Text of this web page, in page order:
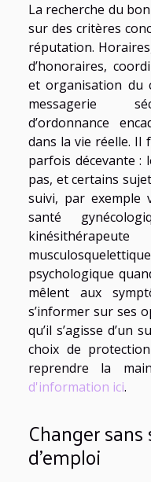
La recherche du
sur des critères
réputation.
d’honoraires,
et organisation du
messagerie
d’ordonnance
dans la vie réelle. Il
parfois décevante :
pas, et certains
suivi, par exemple
santé
psychologique
mêlent aux
s’informer sur ses
qu’il s’agisse d’un
choix de
reprendre la
d'information ici.
Changer
d’emploi